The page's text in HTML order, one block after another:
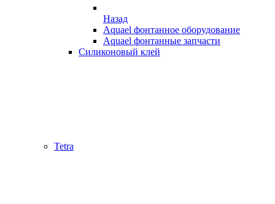
Назад
Aquael фонтанное оборудование
Aquael фонтанные запчасти
Силиконовый клей
Tetra